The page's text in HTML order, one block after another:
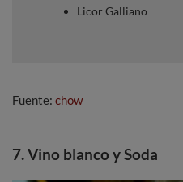
Licor Galliano
Fuente: chow
7. Vino blanco y Soda